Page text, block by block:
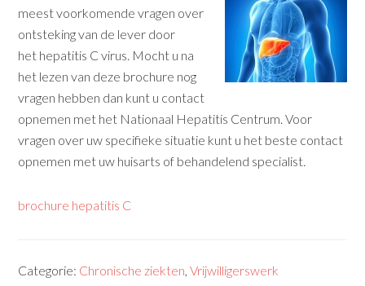
meest voorkomende vragen over
ontsteking van de lever door
het hepatitis C virus. Mocht u na
het lezen van deze brochure nog
vragen hebben dan kunt u contact
opnemen met het Nationaal Hepatitis Centrum. Voor
vragen over uw specifieke situatie kunt u het beste contact
opnemen met uw huisarts of behandelend specialist.
brochure hepatitis C
Categorie: Chronische ziekten,Vrijwilligerswerk